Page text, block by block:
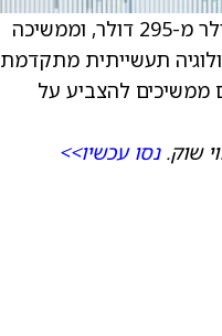
) ל-310 דולר מ-295 דולר, וממשיכה
תעשייתית מתקדמת
ממשיכים להצביע על
שוק.נסו עכשיו>>